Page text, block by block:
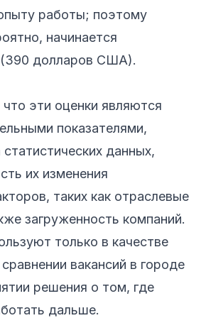
работы; поэтому
начинается
(390 долларов США).
эти оценки являются
показателями,
данных,
их изменения
таких как отраслевые
загруженность компаний.
только в качестве
вакансий в городе
решения о том, где
дальше.